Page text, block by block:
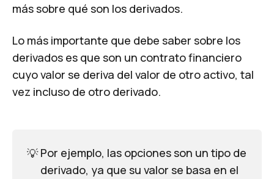
más sobre qué son los derivados.
Lo más importante que debe saber sobre los
derivados es que son un contrato financiero
cuyo valor se deriva del valor de otro activo, tal
vez incluso de otro derivado.
💡 Por ejemplo, las opciones son un tipo de
derivado, ya que su valor se basa en el